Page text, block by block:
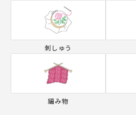
刺しゅう
編み物